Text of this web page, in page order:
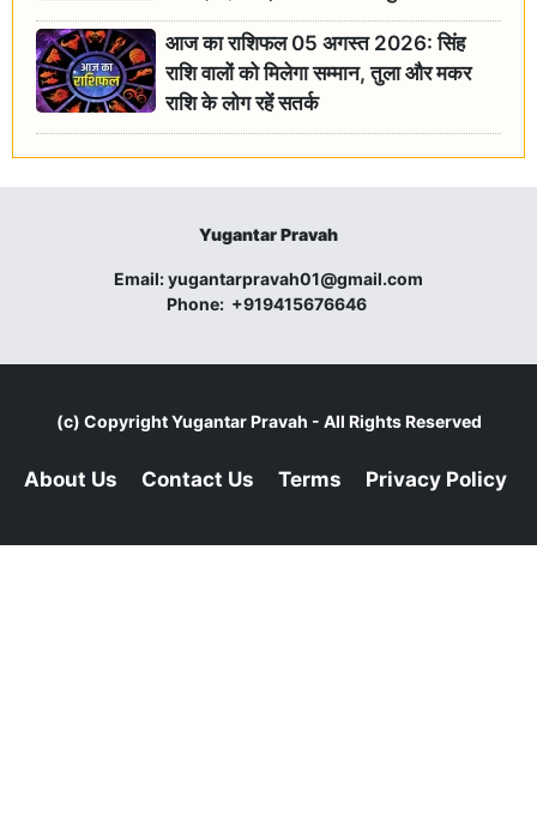
आज का राशिफल 05 अगस्त 2026: सिंह
राशि वालों को मिलेगा सम्मान, तुला और मकर
राशि के लोग रहें सतर्क
Yugantar Pravah
Email:yugantarpravah01@gmail.com
Phone: +919415676646
(c) CopyrightYugantar Pravah - All Rights Reserved
About Us Contact Us Terms Privacy Policy